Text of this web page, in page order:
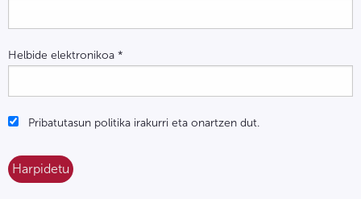
Helbide elektronikoa *
Pribatutasun politika irakurri eta onartzen dut.